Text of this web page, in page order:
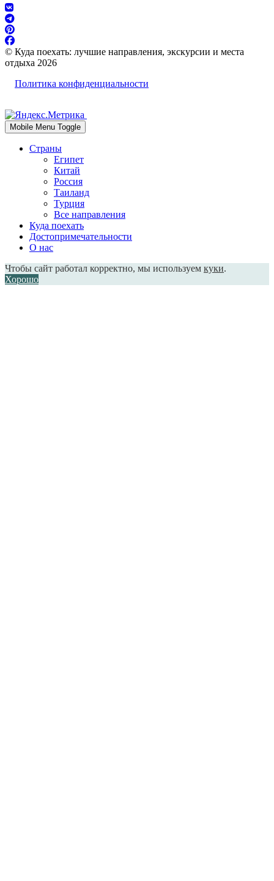
© Куда поехать: лучшие направления, экскурсии и места
отдыха 2026
Политика конфиденциальности
Mobile Menu Toggle
Страны
Египет
Китай
Россия
Таиланд
Турция
Все направления
Куда поехать
Достопримечательности
О нас
Чтобы сайт работал корректно, мы используем куки.
Хорошо